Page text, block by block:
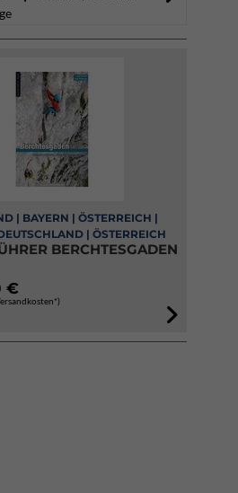
| BAYERN | ÖSTERREICH |
| ÖSTERREICH
BERCHTESGADEN
€